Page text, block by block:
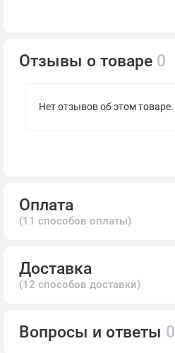
Отзывы о товаре 0
Нет отзывов об этом товаре.
Оплата
(11 способов оплаты)
Доставка
(12 способов доставки)
Вопросы и ответы 0